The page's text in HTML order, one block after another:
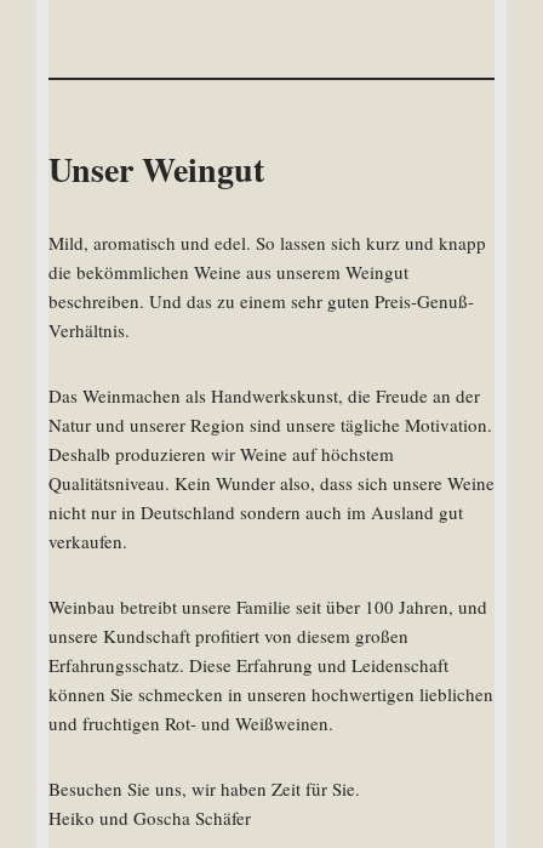
Unser Weingut
Mild, aromatisch und edel. So lassen sich kurz und knapp
die bekömmlichen Weine aus unserem Weingut
beschreiben. Und das zu einem sehr guten Preis-Genuß-
Verhältnis.
Das Weinmachen als Handwerkskunst, die Freude an der
Natur und unserer Region sind unsere tägliche Motivation.
Deshalb produzieren wir Weine auf höchstem
Qualitätsniveau. Kein Wunder also, dass sich unsere Weine
nicht nur in Deutschland sondern auch im Ausland gut
verkaufen.
Weinbau betreibt unsere Familie seit über 100 Jahren, und
unsere Kundschaft profitiert von diesem großen
Erfahrungsschatz. Diese Erfahrung und Leidenschaft
können Sie schmecken in unseren hochwertigen lieblichen
und fruchtigen Rot- und Weißweinen.
Besuchen Sie uns, wir haben Zeit für Sie.
Heiko und Goscha Schäfer